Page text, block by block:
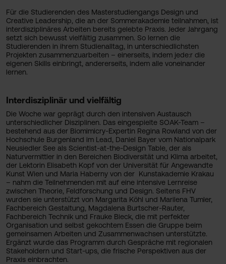
Für die Studierenden des Masterstudiengangs Design und
Creative Leadership, die an der Sommerakademie teilnahmen, ist
interdisziplinäres Arbeiten bereits gelebte Praxis. Jeder Jahrgang
setzt sich bewusst vielfältig zusammen. So lernen die
Studierenden in ihrem Studienalltag, in unterschiedlichsten
Projekten zusammenzuarbeiten – einerseits, indem jede:r die
eigenen Skills einbringt, andererseits, indem alle voneinander
lernen.
Interdisziplinär und vielfältig
Die Woche war geprägt durch den intensiven Austausch
unterschiedlicher Disziplinen. Das eingespielte SOAK-Team –
bestehend aus der Biomimicry-Expertin Regina Rowland von der
Hochschule Burgenland im Lead, Daniel Bayer vom Nationalpark
Neusiedler See als Scientist-at-the-Design Table, der als
Naturvermittler in den Bereichen Biodiversität und Klima arbeitet,
der Lektorin Elisabeth Kopf von der Universität für Angewandte
Kunst Wien und Maria Haberny von der Kunstakademie Krakau
– nahm die Teilnehmenden mit auf eine intensive Lernreise
zwischen Theorie, Feldforschung und Design. Seitens FHV
wurden sie unterstützt von Margarita Köhl und Marilena Tumler,
Fachbereich Gestaltung, Magdalena Burtscher-Rauter,
Fachbereich Technik und Frauke Bieck, die mit perfekter
Organisation und selbst gekochtem Essen die Gruppe beim
gemeinsamen Arbeiten und Zusammenwachsen unterstützte.
Ergänzt wurde das Programm durch Gespräche mit regionalen
Stakeholdern und Start-ups, die frische Perspektiven aus der
Praxis einbrachten.